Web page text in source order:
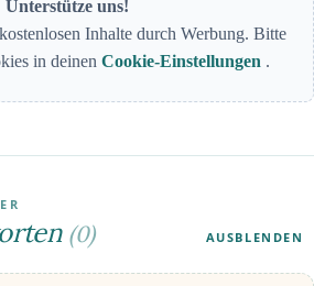
Unterstütze uns!
Inhalte durch Werbung. Bitte
in deinen Cookie-Einstellungen .
(0) AUSBLENDEN